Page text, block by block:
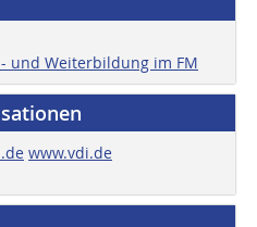
und Weiterbildung im FM
www.vdi.de